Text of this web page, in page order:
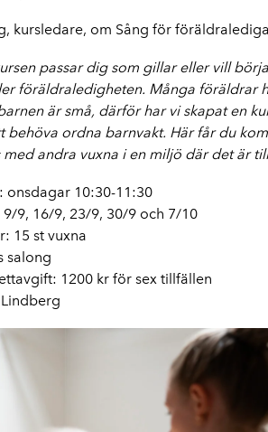
kursledare, om Sång för
passar dig som gillar eller vill
föräldraledigheten. Många föräldrar
är små, därför har vi skapat en
behöva ordna barnvakt. Här får du
med andra vuxna i en miljö där det är
onsdagar 10:30-11:30
9, 16/9, 23/9, 30/9 och 7/10
15 st vuxna
salong
1200 kr för sex tillfällen